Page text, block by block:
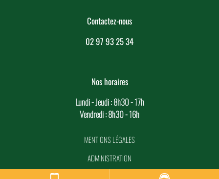
Contactez-nous
02 97 93 25 34
Nos horaires
Lundi - Jeudi : 8h30 - 17h
Vendredi : 8h30 - 16h
MENTIONS LÉGALES
ADMINISTRATION